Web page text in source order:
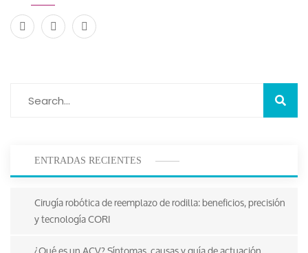
ENTRADAS RECIENTES
Cirugía robótica de reemplazo de rodilla: beneficios, precisión
y tecnología CORI